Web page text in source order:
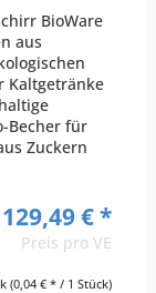
BioWare
aus
Kaltgetränke
Becher für
Zuckern
€ *
Preis pro VE
(0,04 € * / 1 Stück)